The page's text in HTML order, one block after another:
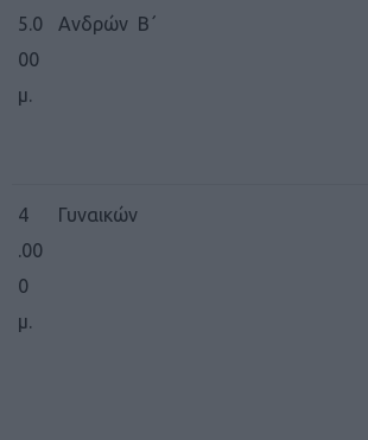
5.0
00
μ.
Ανδρών Β΄
4
.00
0
μ.
Γυναικών